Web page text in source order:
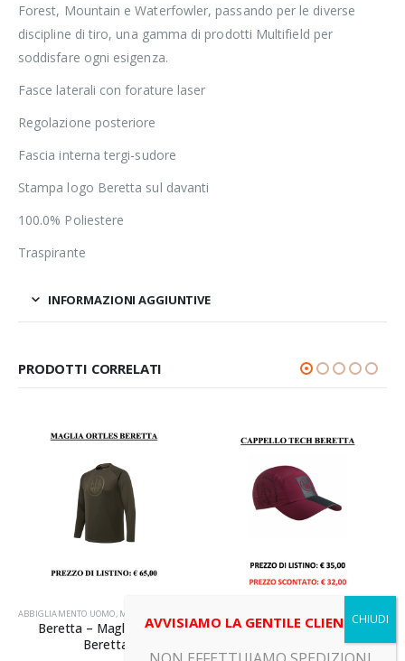
Forest, Mountain e Waterfowler, passando per le diverse
discipline di tiro, una gamma di prodotti Multifield per
soddisfare ogni esigenza.
Fasce laterali con forature laser
Regolazione posteriore
Fascia interna tergi-sudore
Stampa logo Beretta sul davanti
100.0% Poliestere
Traspirante
INFORMAZIONI AGGIUNTIVE
PRODOTTI CORRELATI
ABBIGLIAMENTO UOMO, MAGLIA MANICHE LUNGHE
Beretta – Maglia Ortles
Beretta
CAPPELLI E BERRETTI
Beretta – Cappellino Tech
AVVISIAMO LA GENTILE CLIENTELA